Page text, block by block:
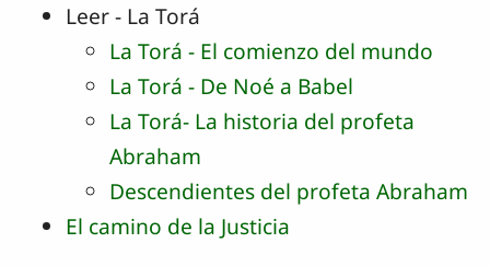
Leer - La Torá
La Torá - El comienzo del mundo
La Torá - De Noé a Babel
La Torá- La historia del profeta
Abraham
Descendientes del profeta Abraham
El camino de la Justicia